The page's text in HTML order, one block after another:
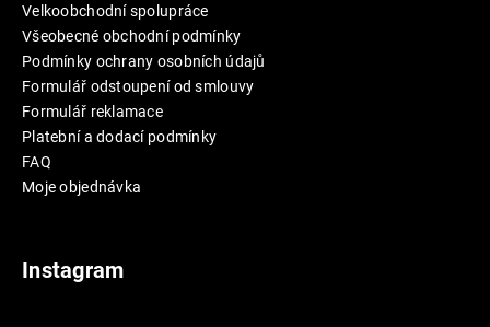
Velkoobchodní spolupráce
Všeobecné obchodní podmínky
Podmínky ochrany osobních údajů
Formulář odstoupení od smlouvy
Formulář reklamace
Platební a dodací podmínky
FAQ
Moje objednávka
Instagram